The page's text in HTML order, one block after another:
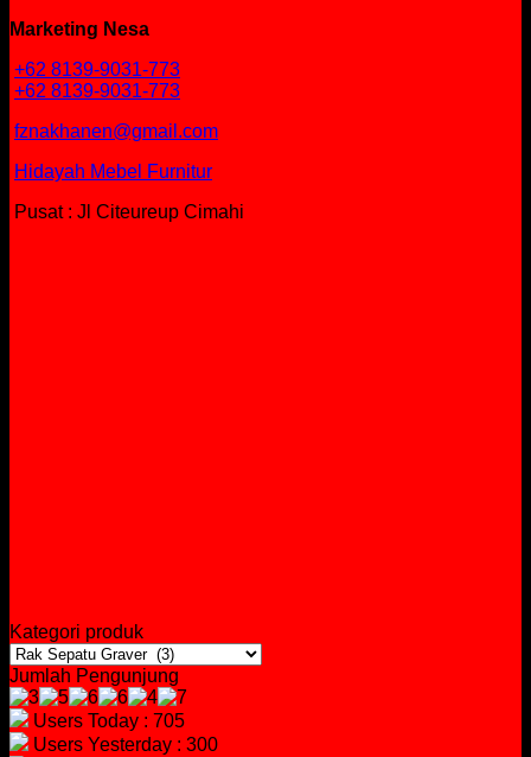
Marketing Nesa
+62 8139-9031-773
+62 8139-9031-773
fznakhanen@gmail.com
Hidayah Mebel Furnitur
Pusat : Jl Citeureup Cimahi
Kategori produk
Jumlah Pengunjung
Users Today : 705
Users Yesterday : 300